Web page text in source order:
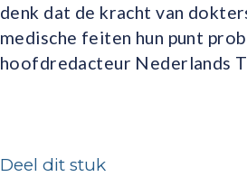
denk dat de kracht van
medische feiten hun punt
hoofdredacteur Nederlands
Deel dit stuk